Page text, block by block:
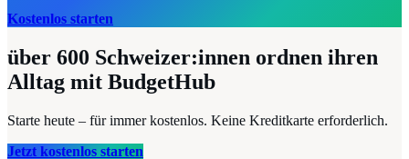
Kostenlos starten
über 600 Schweizer:innen ordnen ihren
Alltag mit BudgetHub
Starte heute – für immer kostenlos. Keine Kreditkarte erforderlich.
Jetzt kostenlos starten